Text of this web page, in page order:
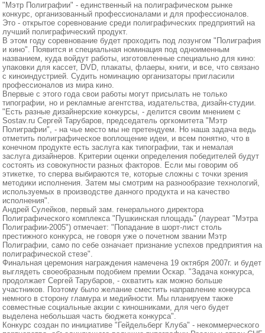
"Мэтр Полиграфии" - единственный на полиграфическом рынке
конкурс, организованный профессионалами и для профессионалов.
Это - открытое соревнование среди полиграфических предприятий на
лучший полиграфический продукт.
В этом году соревнование будет проходить под лозунгом "Полиграфия
и кино". Появится и специальная номинация под одноименным
названием, куда войдут работы, изготовленные специально для кино:
упаковки для кассет, DVD, плакаты, флаеры, книги, и все, что связано
с киноиндустрией. Судить номинацию организаторы пригласили
профессионалов из мира кино.
Впервые с этого года свои работы могут присылать не только
типографии, но и рекламные агентства, издательства, дизайн-студии.
"Есть разные дизайнерские конкурсы, - делится своим мнением с
Sostav.ru Сергей Тарубаров, председатель оргкомитета "Мэтр
Полиграфии", - на чье место мы не претендуем. Но наша задача ведь
отметить полиграфическое воплощение идеи, и всем понятно, что в
конечном продукте есть заслуга как типографии, так и немалая
заслуга дизайнеров. Критерии оценки определения победителей будут
состоять из совокупности разных факторов. Если мы говорим об
этикетке, то сперва выбираются те, которые сложны с точки зрения
методики исполнения. Затем мы смотрим на разнообразие технологий,
используемых в производстве данного продукта и на качество
исполнения".
Андрей Сулейков, первый зам. генерального директора
Полиграфического комплекса "Пушкинская площадь" (лауреат "Мэтра
Полиграфии-2005") отмечает: "Попадание в шорт-лист столь
престижного конкурса, не говоря уже о почетном звании Мэтр
Полиграфии, само по себе означает признание успехов предприятия на
полиграфической стезе".
Финальная церемония награждения намечена 19 октября 2007г. и будет
выглядеть своеобразным подобием премии Оскар. "Задача конкурса,
продолжает Сергей Тарубаров, - охватить как можно больше
участников. Поэтому было желание сместить направление конкурса
немного в сторону гламура и медийности. Мы планируем также
совместные социальные акции с киношниками, для чего будет
выделена небольшая часть бюджета конкурса".
Конкурс создан по инициативе "Гейдельберг Клуба" - некоммерческого